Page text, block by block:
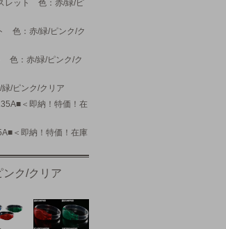
レット 色：赤/緑/ピ
色：赤/緑/ピンク/ク
色：赤/緑/ピンク/ク
/ピンク/クリア
＜即納！特価！在
＜即納！特価！在庫
ク/クリア